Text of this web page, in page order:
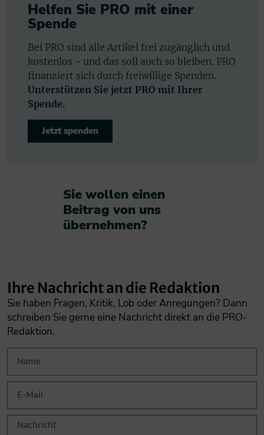
Helfen Sie PRO mit einer
Spende
Bei PRO sind alle Artikel frei zugänglich und
kostenlos - und das soll auch so bleiben. PRO
finanziert sich durch freiwillige Spenden.
Unterstützen Sie jetzt PRO mit Ihrer
Spende.
Jetzt spenden
Sie wollen einen
Beitrag von uns
übernehmen?​
Ihre Nachricht an die Redaktion
Sie haben Fragen, Kritik, Lob oder Anregungen? Dann
schreiben Sie gerne eine Nachricht direkt an die PRO-
Redaktion.